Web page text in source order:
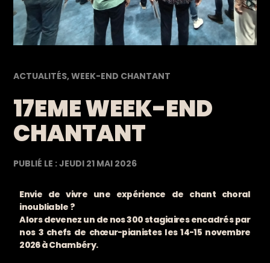
ACTUALITÉS,WEEK-END CHANTANT
17EME WEEK-END
CHANTANT
PUBLIÉ LE :JEUDI 21 MAI 2026
Envie de vivre une expérience de chant choral
inoubliable ?
Alors devenez un de nos 300 stagiaires encadrés par
nos 3 chefs de chœur-pianistes les 14-15 novembre
2026 à Chambéry.